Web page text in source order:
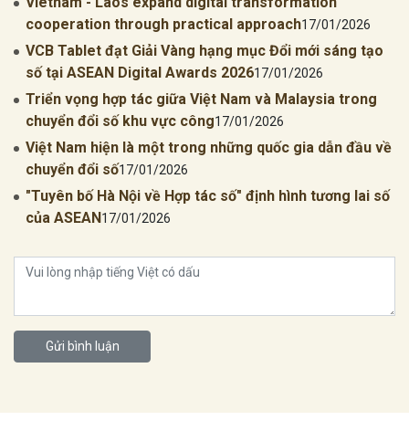
cooperation through practical approach17/01/2026
VCB Tablet đạt Giải Vàng hạng mục Đổi mới sáng tạo
số tại ASEAN Digital Awards 202617/01/2026
Triển vọng hợp tác giữa Việt Nam và Malaysia trong
chuyển đổi số khu vực công17/01/2026
Việt Nam hiện là một trong những quốc gia dẫn đầu về
chuyển đổi số17/01/2026
"Tuyên bố Hà Nội về Hợp tác số" định hình tương lai số
của ASEAN17/01/2026
Gửi bình luận